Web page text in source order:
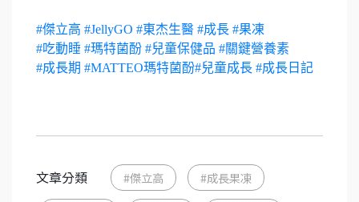
#傑立高 #JellyGO #東杰生醫 #成長 #果凍
#吃動睡 #瑪特菌酚 #兒童保健品 #關鍵營養素
#成長期 #MATTEO瑪特菌酚#兒童成長 #成長日記
文章分類 #傑立高 #成長果凍